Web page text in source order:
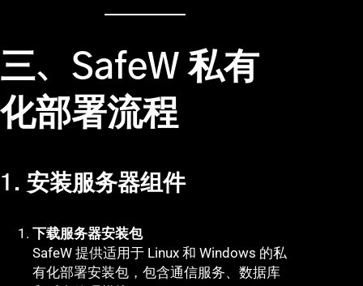
三、SafeW 私有
化部署流程
1. 安装服务器组件
下载服务器安装包
SafeW 提供适用于 Linux 和 Windows 的私
有化部署安装包，包含通信服务、数据库